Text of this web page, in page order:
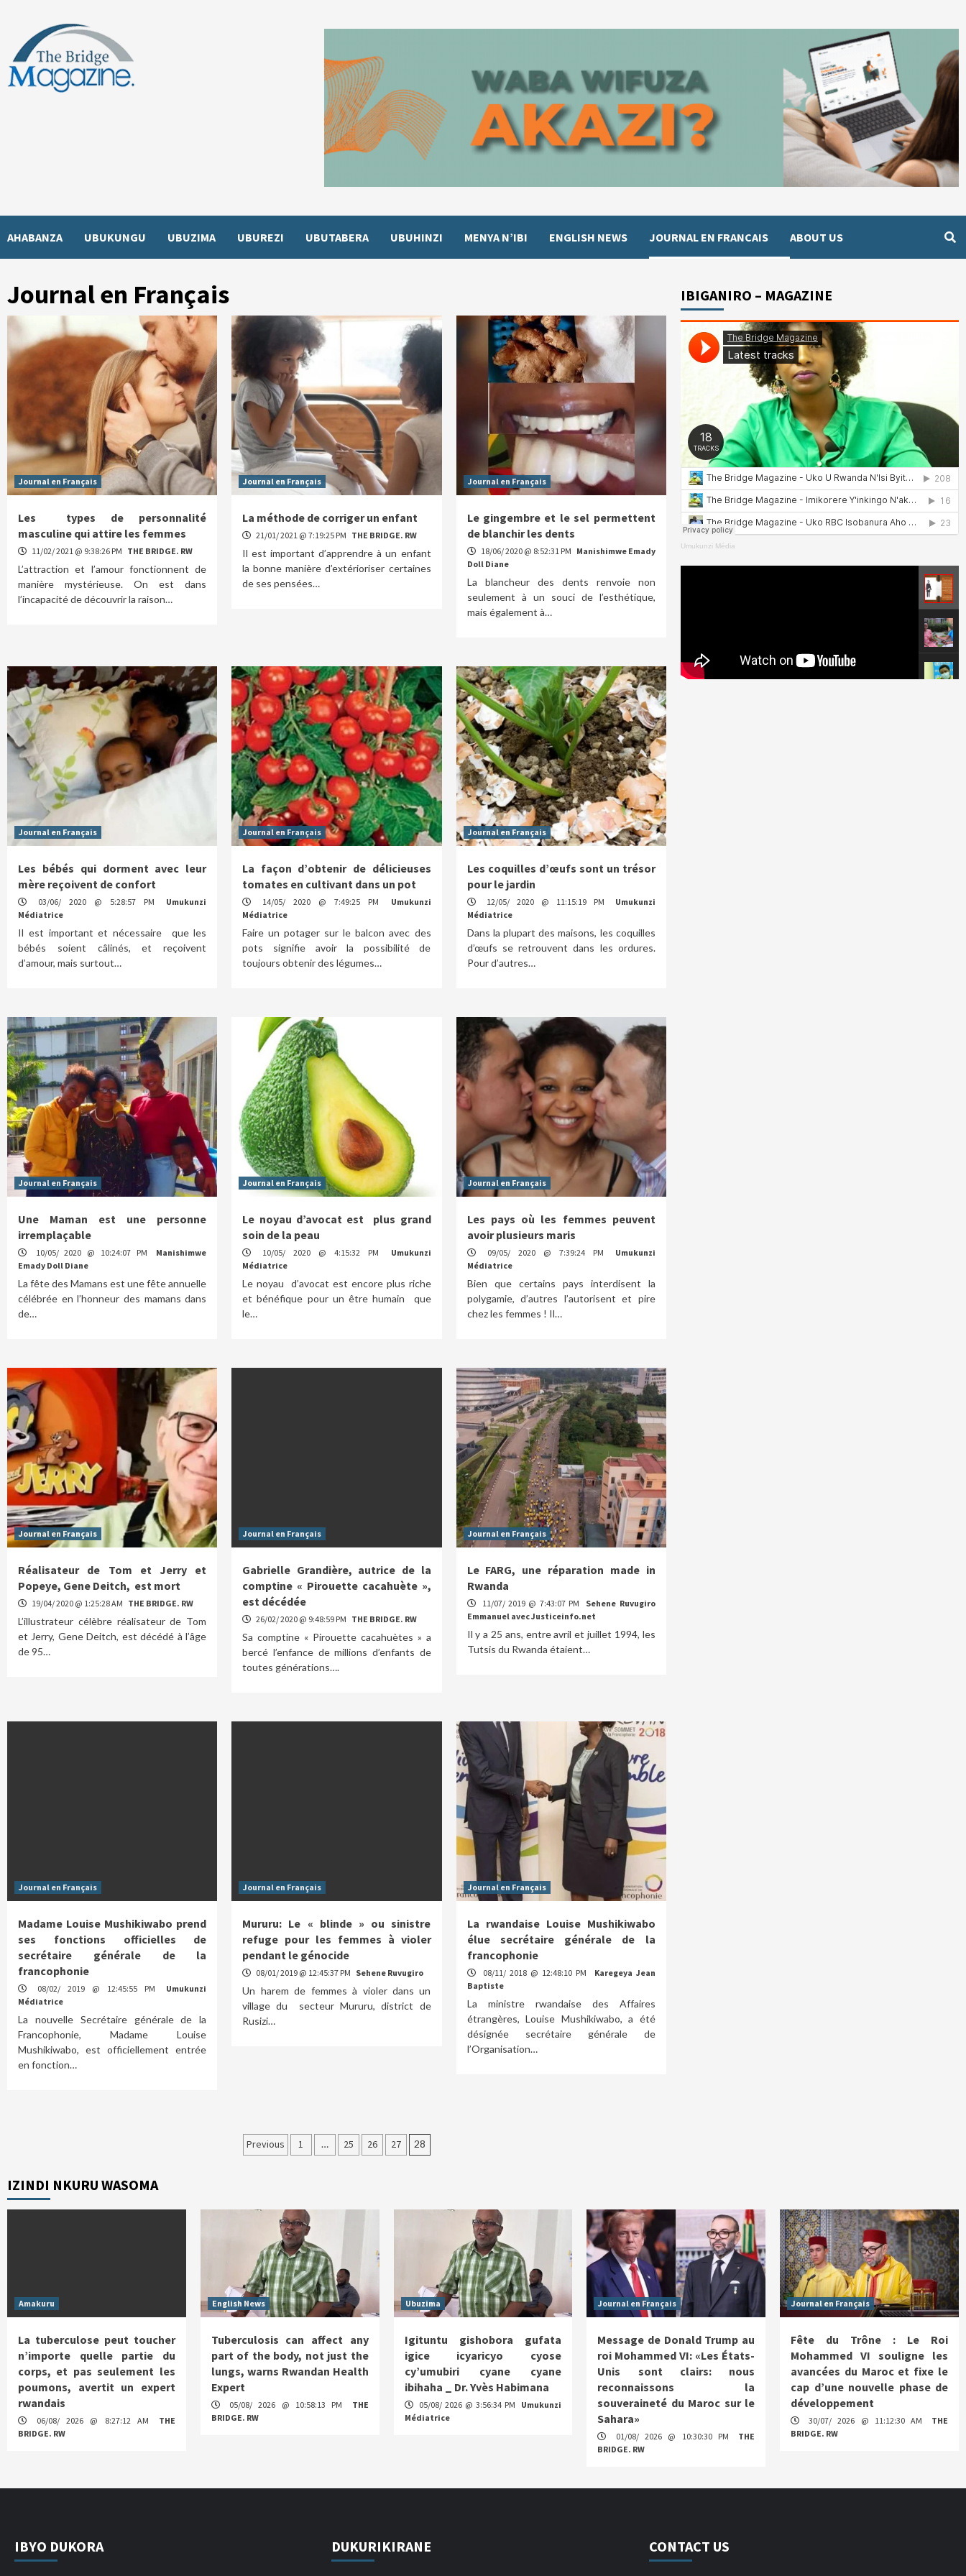
content
AHABANZA UBUKUNGU UBUZIMA UBUREZI UBUTABERA UBUHINZI MENYA N’IBI ENGLISH NEWS JOURNAL EN FRANCAIS ABOUT US
Journal en Français
Journal en Français
Les types de personnalité
masculine qui attire les femmes
11/02/ 2021 @ 9:38:26 PM THE BRIDGE. RW
L’attraction et l’amour fonctionnent de
manière mystérieuse. On est dans
l’incapacité de découvrir la raison…
Journal en Français
La méthode de corriger un enfant
21/01/ 2021 @ 7:19:25 PM THE BRIDGE. RW
Il est important d’apprendre à un enfant
la bonne manière d’extérioriser certaines
de ses pensées…
Journal en Français
Le gingembre et le sel permettent
de blanchir les dents
18/06/ 2020 @ 8:52:31 PM Manishimwe Emady
Doll Diane
La blancheur des dents renvoie non
seulement à un souci de l’esthétique,
mais également à…
Journal en Français
Les bébés qui dorment avec leur
mère reçoivent de confort
03/06/ 2020 @ 5:28:57 PM
Umukunzi
Médiatrice
Il est important et nécessaire que les
bébés soient câlinés, et reçoivent
d’amour, mais surtout…
Journal en Français
La façon d’obtenir de délicieuses
tomates en cultivant dans un pot
14/05/ 2020 @ 7:49:25 PM
Umukunzi
Médiatrice
Faire un potager sur le balcon avec des
pots signifie avoir la possibilité de
toujours obtenir des légumes…
Journal en Français
Les coquilles d’œufs sont un trésor
pour le jardin
12/05/ 2020 @ 11:15:19 PM
Umukunzi
Médiatrice
Dans la plupart des maisons, les coquilles
d’œufs se retrouvent dans les ordures.
Pour d’autres…
Journal en Français
Une Maman est une personne
irremplaçable
10/05/ 2020 @ 10:24:07 PM
Manishimwe
Emady Doll Diane
La fête des Mamans est une fête annuelle
célébrée en l’honneur des mamans dans
de…
Journal en Français
Le noyau d’avocat est plus grand
soin de la peau
10/05/ 2020 @ 4:15:32 PM
Umukunzi
Médiatrice
Le noyau d’avocat est encore plus riche
et bénéfique pour un être humain que
le…
Journal en Français
Les pays où les femmes peuvent
avoir plusieurs maris
09/05/ 2020 @ 7:39:24 PM
Umukunzi
Médiatrice
Bien que certains pays interdisent la
polygamie, d’autres l’autorisent et pire
chez les femmes ! Il…
Journal en Français
Réalisateur de Tom et Jerry et
Popeye, Gene Deitch, est mort
19/04/ 2020 @ 1:25:28 AM THE BRIDGE. RW
L’illustrateur célèbre réalisateur de Tom
et Jerry, Gene Deitch, est décédé à l’âge
de 95…
Journal en Français
Gabrielle Grandière, autrice de la
comptine « Pirouette cacahuète »,
est décédée
26/02/ 2020 @ 9:48:59 PM THE BRIDGE. RW
Sa comptine « Pirouette cacahuètes » a
bercé l’enfance de millions d’enfants de
toutes générations….
Journal en Français
Le FARG, une réparation made in
Rwanda
11/07/ 2019 @ 7:43:07 PM
Sehene Ruvugiro
Emmanuel avec Justiceinfo.net
Il y a 25 ans, entre avril et juillet 1994, les
Tutsis du Rwanda étaient…
Journal en Français
Madame Louise Mushikiwabo prend
ses fonctions officielles de
secrétaire générale de la
francophonie
08/02/ 2019 @ 12:45:55 PM
Umukunzi
Médiatrice
La nouvelle Secrétaire générale de la
Francophonie, Madame Louise
Mushikiwabo, est officiellement entrée
en fonction…
Journal en Français
Mururu: Le « blinde » ou sinistre
refuge pour les femmes à violer
pendant le génocide
08/01/ 2019 @ 12:45:37 PM Sehene Ruvugiro
Un harem de femmes à violer dans un
village du secteur Mururu, district de
Rusizi…
Journal en Français
La rwandaise Louise Mushikiwabo
élue secrétaire générale de la
francophonie
08/11/ 2018 @ 12:48:10 PM
Karegeya Jean
Baptiste
La ministre rwandaise des Affaires
étrangères, Louise Mushikiwabo, a été
désignée secrétaire générale de
l’Organisation…
Posts
Previous 1 … 25 26 27 28
IBIGANIRO – MAGAZINE
Umukunzi Média
IZINDI NKURU WASOMA
Amakuru
La tuberculose peut toucher
n’importe quelle partie du
corps, et pas seulement les
poumons, avertit un expert
rwandais
06/08/ 2026 @ 8:27:12 AM
THE
BRIDGE. RW
English News
Tuberculosis can affect any
part of the body, not just the
lungs, warns Rwandan Health
Expert
05/08/ 2026 @ 10:58:13 PM
THE
BRIDGE. RW
Ubuzima
Igituntu gishobora gufata
igice icyaricyo cyose
cy’umubiri cyane cyane
ibihaha _ Dr. Yvès Habimana
05/08/ 2026 @ 3:56:34 PM
Umukunzi
Médiatrice
Journal en Français
Message de Donald Trump au
roi Mohammed VI: «Les États-
Unis sont clairs: nous
reconnaissons la
souveraineté du Maroc sur le
Sahara»
01/08/ 2026 @ 10:30:30 PM
THE
BRIDGE. RW
Journal en Français
Fête du Trône : Le Roi
Mohammed VI souligne les
avancées du Maroc et fixe le
cap d’une nouvelle phase de
développement
30/07/ 2026 @ 11:12:30 AM
THE
BRIDGE. RW
IBYO DUKORA DUKURIKIRANE CONTACT US